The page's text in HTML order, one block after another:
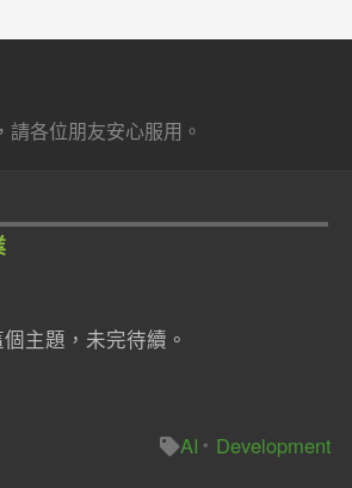
各位朋友安心服用。
主題，未完待續。
AI
Development